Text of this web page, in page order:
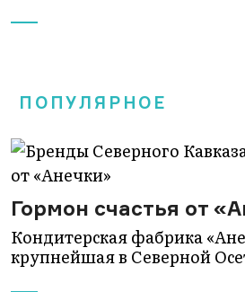
ПОПУЛЯРНОЕ
Гормон счастья от
Кондитерская фабрика
крупнейшая в Северной